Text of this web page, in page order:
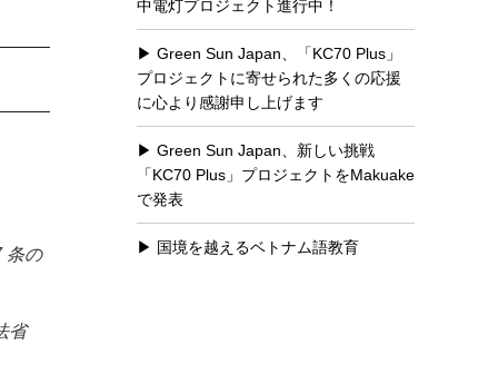
条の
省
中電灯プロジェクト進行中！
Green Sun Japan、「KC70 Plus」
プロジェクトに寄せられた多くの応援
に心より感謝申し上げます
Green Sun Japan、新しい挑戦
「KC70 Plus」プロジェクトをMakuake
で発表
国境を越えるベトナム語教育